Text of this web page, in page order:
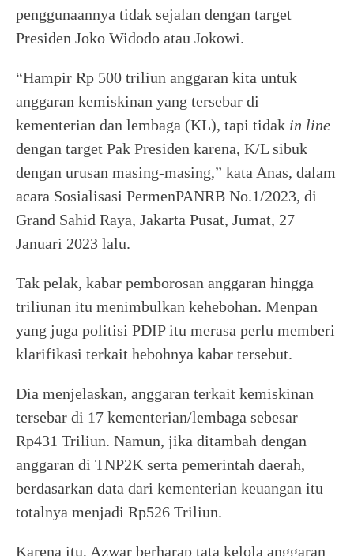
penggunaannya tidak sejalan dengan target
Presiden Joko Widodo atau Jokowi.
“Hampir Rp 500 triliun anggaran kita untuk
anggaran kemiskinan yang tersebar di
kementerian dan lembaga (KL), tapi tidak in line
dengan target Pak Presiden karena, K/L sibuk
dengan urusan masing-masing,” kata Anas, dalam
acara Sosialisasi PermenPANRB No.1/2023, di
Grand Sahid Raya, Jakarta Pusat, Jumat, 27
Januari 2023 lalu.
Tak pelak, kabar pemborosan anggaran hingga
triliunan itu menimbulkan kehebohan. Menpan
yang juga politisi PDIP itu merasa perlu memberi
klarifikasi terkait hebohnya kabar tersebut.
Dia menjelaskan, anggaran terkait kemiskinan
tersebar di 17 kementerian/lembaga sebesar
Rp431 Triliun. Namun, jika ditambah dengan
anggaran di TNP2K serta pemerintah daerah,
berdasarkan data dari kementerian keuangan itu
totalnya menjadi Rp526 Triliun.
Karena itu, Azwar berharap tata kelola anggaran